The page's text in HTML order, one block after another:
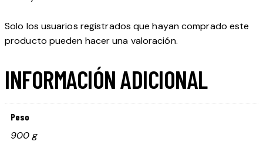
Solo los usuarios registrados que hayan comprado este
producto pueden hacer una valoración.
INFORMACIÓN ADICIONAL
Peso
900 g